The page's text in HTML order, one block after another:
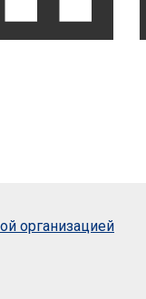
организацией